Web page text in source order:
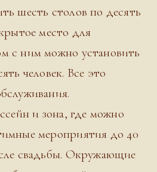
шесть столов по десять
место для
с ним можно установить
человек. Все это
и зона, где можно
мероприятия до 40
свадьбы. Окружающие